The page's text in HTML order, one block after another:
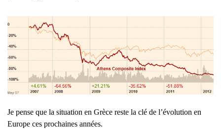
Je pense que la situation en Grèce reste la clé de l’évolution en
Europe ces prochaines années.